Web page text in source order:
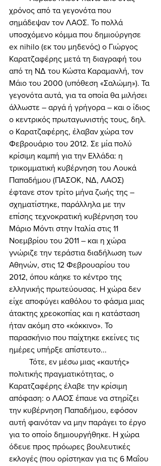
χρόνος από τα γεγονότα που
σημάδεψαν τον ΛΑΟΣ. Το πολλά
υποσχόμενο κόμμα που δημιούργησε
ex nihilo (εκ του μηδενός) ο Γιώργος
Καρατζαφέρης μετά τη διαγραφή του
από τη ΝΔ του Κώστα Καραμανλή, τον
Μάιο του 2000 (υπόθεση «Σαλώμη»). Τα
γεγονότα αυτά, για τα οποία θα μιλήσει
άλλωστε – αργά ή γρήγορα – και ο ίδιος
ο κεντρικός πρωταγωνιστής τους, δηλ.
ο Καρατζαφέρης, έλαβαν χώρα τον
Φεβρουάριο του 2012. Σε μία πολύ
κρίσιμη καμπή για την Ελλάδα: η
τρικομματική κυβέρνηση του Λουκά
Παπαδήμου (ΠΑΣΟΚ, ΝΔ, ΛΑΟΣ)
έφτανε στον τρίτο μήνα ζωής της –
σχηματίστηκε, παράλληλα με την
επίσης τεχνοκρατική κυβέρνηση του
Μάριο Μόντι στην Ιταλία στις 11
Νοεμβρίου του 2011 – και η χώρα
γνώριζε την τεράστια διαδήλωση των
Αθηνών, στις 12 Φεβρουαρίου του
2012, όπου κάηκε το κέντρο της
ελληνικής πρωτεύουσας. Η χώρα δεν
είχε αποφύγει καθόλου το φάσμα μιας
άτακτης χρεοκοπίας και η κατάσταση
ήταν ακόμη στο «κόκκινο». Το
παρασκήνιο που παίχτηκε εκείνες τις
ημέρες υπήρξε απίστευτο...
πολιτικής πραγματικότητας, ο
Καρατζαφέρης έλαβε την κρίσιμη
απόφαση: ο ΛΑΟΣ έπαυε να στηρίζει
την κυβέρνηση Παπαδήμου, εφόσον
αυτή φαινόταν να μην παράγει το έργο
για το οποίο δημιουργήθηκε. Η χώρα
όδευε προς πρόωρες βουλευτικές
εκλογές (που ορίστηκαν για τις 6 Μαΐου